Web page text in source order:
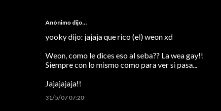
Anónimo dijo…
yooky dijo: jajaja que rico (el) weon xd
Weon, como le dices eso al seba?? La wea gay!!
Siempre con lo mismo como para ver si pasa...
Jajajajaja!!
31/5/07 07:20